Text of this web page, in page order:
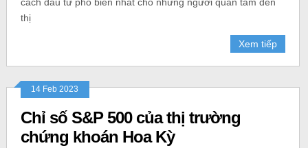
thị
Xem tiếp
14 Feb 2023
Chỉ số S&P 500 của thị trường
chứng khoán Hoa Kỳ